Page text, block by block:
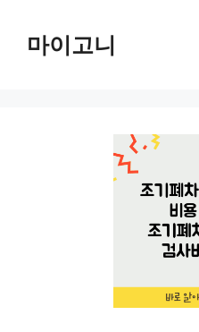
마이고니